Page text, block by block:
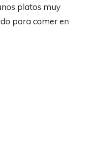
platos muy
para comer en